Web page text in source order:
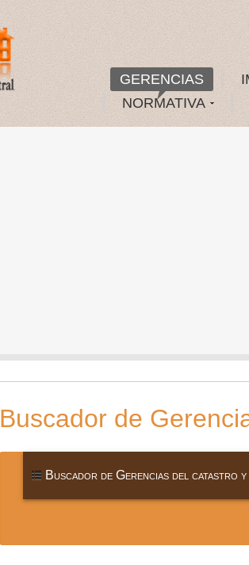
GERENCIAS
NORMATIVA
Buscador de
Buscador de Gerencias del catastro